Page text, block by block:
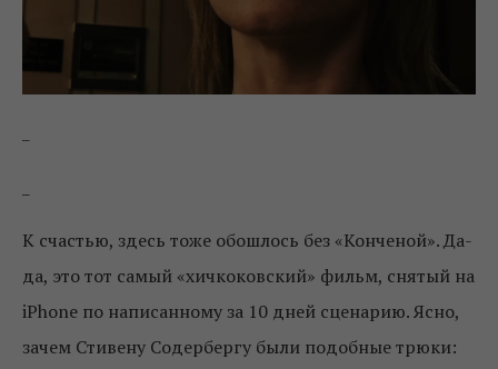
К счастью, здесь тоже обошлось без «Конченой». Да-
да, это тот самый «хичкоковский» фильм, снятый на
iPhone по написанному за 10 дней сценарию. Ясно,
зачем Стивену Содербергу были подобные трюки: